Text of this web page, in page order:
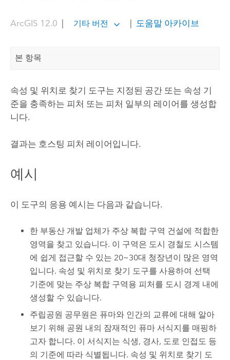
ArcGIS 12.0 기타 버전 도움말 아카이브
본 항목
속성 및 위치로 찾기 도구는 지정된 공간 또는 속성 기
준을 충족하는 피처 또는 피처 일부의 레이어를 생성합
니다.
결과는 호스팅 피처 레이어입니다.
예시
이 도구의 응용 예시는 다음과 같습니다.
한 부동산 개발 업체가 주상 복합 구역 건설에 적합한
영역을 찾고 있습니다. 이 구역은 도시 경철도 시스템
에 쉽게 접근할 수 있는 20~30대 청장년이 많은 영역
입니다. 속성 및 위치로 찾기 도구를 사용하여 선택
기준에 맞는 주상 복합 구역용 피처를 도시 경계 내에
생성할 수 있습니다.
주립공원 공무원은 퓨마와 인간의 교류에 대해 알아
보기 위해 공원 내의 잠재적인 퓨마 서식지를 매핑하
고자 합니다. 이 서식지는 식생, 경사, 도로 인접도 등
의 기준에 따라 식별됩니다. 속성 및 위치로 찾기 도